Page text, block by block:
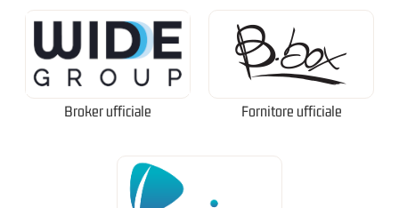
Broker ufficiale Fornitore ufficiale